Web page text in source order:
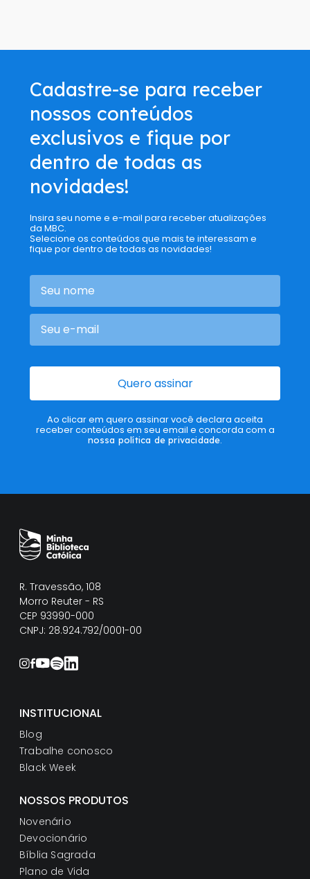
Cadastre-se para receber
nossos conteúdos
exclusivos e fique por
dentro de todas as
novidades!
Insira seu nome e e-mail para receber atualizações
da MBC.
Selecione os conteúdos que mais te interessam e
fique por dentro de todas as novidades!
Quero assinar
Ao clicar em quero assinar você declara aceita
receber conteúdos em seu email e concorda com a
nossa política de privacidade.
R. Travessão, 108
Morro Reuter - RS
CEP 93990-000
CNPJ: 28.924.792/0001-00
INSTITUCIONAL
Blog
Trabalhe conosco
Black Week
NOSSOS PRODUTOS
Novenário
Devocionário
Bíblia Sagrada
Plano de Vida